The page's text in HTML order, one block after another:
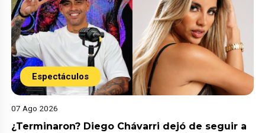
Espectáculos
07 Ago 2026
¿Terminaron? Diego Chávarri dejó de seguir a